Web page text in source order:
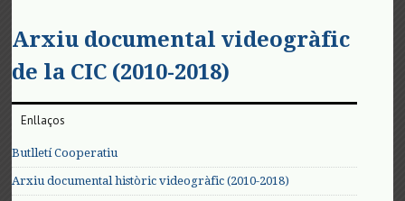
Arxiu documental videogràfic
de la CIC (2010-2018)
Enllaços
Butlletí Cooperatiu
Arxiu documental històric videogràfic (2010-2018)